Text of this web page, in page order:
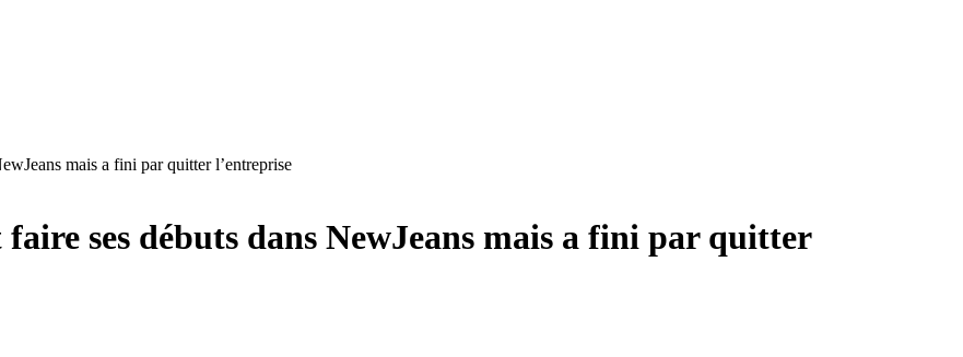
mais a fini par quitter l’entreprise
ses débuts dans NewJeans mais a fini par quitter